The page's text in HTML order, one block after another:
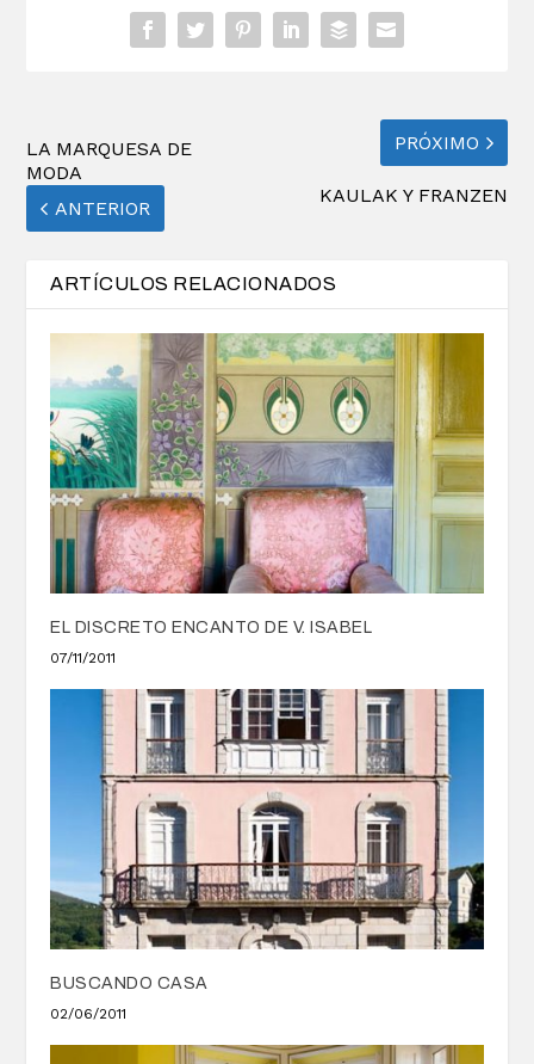
LA MARQUESA DE
MODA
ANTERIOR
PRÓXIMO
KAULAK Y FRANZEN
ARTÍCULOS RELACIONADOS
EL DISCRETO ENCANTO DE V. ISABEL
07/11/2011
BUSCANDO CASA
02/06/2011